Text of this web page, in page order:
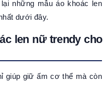
những mẫu áo khoác len
dưới đây.
len nữ trendy cho
giúp giữ ấm cơ thể mà còn